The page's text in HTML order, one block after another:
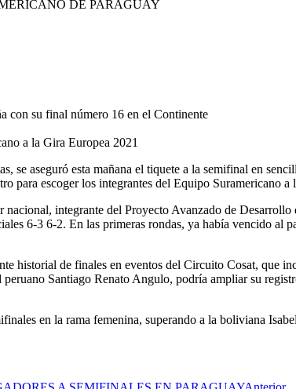
con su final número 16 en el Continente
a la Gira Europea 2021
se aseguró esta mañana el tiquete a la semifinal en
para escoger los integrantes del Equipo Suramericano a
integrante del Proyecto Avanzado de
6-3 6-2. En las primeras rondas, ya había vencido
historial de finales en eventos del Circuito Cosat, que
Santiago Renato Angulo, podría ampliar su
en la rama femenina, superando a la boliviana